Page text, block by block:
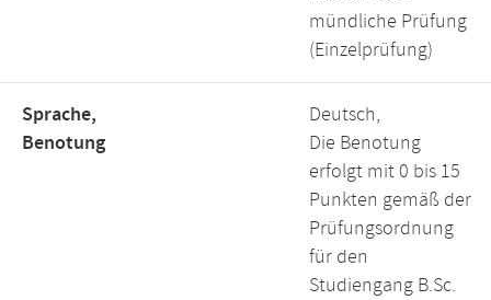
mündliche Prüfung
(Einzelprüfung)
Sprache,
Benotung
Deutsch,
Die Benotung
erfolgt mit 0 bis 15
Punkten gemäß der
Prüfungsordnung
für den
Studiengang B.Sc.